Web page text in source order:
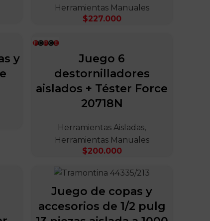
Herramientas Manuales
$227.000
y
Juego 6
destornilladores
aislados + Téster Force
20718N
Herramientas Aisladas,
Herramientas Manuales
$200.000
Juego de copas y
accesorios de 1/2 pulg